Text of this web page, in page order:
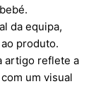
da equipa,
produto.
artigo reflete a
um visual